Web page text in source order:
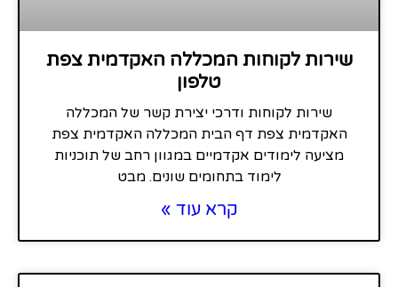
שירות לקוחות המכללה האקדמית צפת
טלפון
שירות לקוחות ודרכי יצירת קשר של המכללה
האקדמית צפת דף הבית המכללה האקדמית צפת
מציעה לימודים אקדמיים במגוון רחב של תוכניות
לימוד בתחומים שונים. מבט
קרא עוד »